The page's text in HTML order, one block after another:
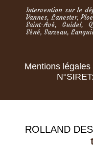
Intervention sur le
Vannes, Lanester,
Saint-Avé, Guidel,
Séné, Sarzeau,
Mentions légales
ROLLAND